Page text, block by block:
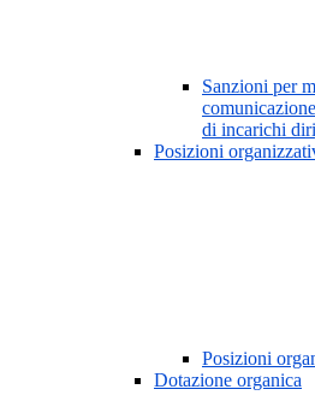
Sanzioni per
di incarichi
Posizioni
Posizioni
Dotazione organica